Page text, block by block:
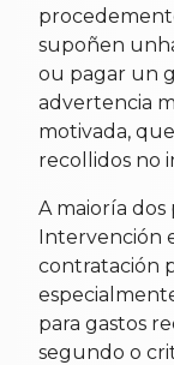
supoñen
ou pagar un
advertencia
motivada,
recollidos no
A maioría
Intervención
contratación
para gastos
segundo o